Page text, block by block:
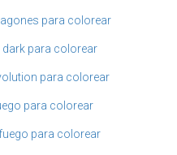
para colorear
dark para colorear
para colorear
para colorear
para colorear